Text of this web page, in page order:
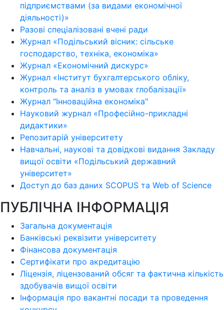
підприємствами (за видами економічної
діяльності)»
Разові спеціалізовані вчені ради
Журнал «Подільський вісник: сільське
господарство, техніка, економіка»
Журнал «Економічний дискурс»
Журнал «Інститут бухгалтерського обліку,
контроль та аналіз в умовах глобалізації»
Журнал "Інноваційна економіка"
Науковий журнал «Професійно-прикладні
дидактики»
Репозитарій університету
Навчальні, наукові та довідкові видання Закладу
вищої освіти «Подільський державний
університет»
Доступ до баз даних SCOPUS та Web of Science
ПУБЛІЧНА ІНФОРМАЦІЯ
Загальна документація
Банківські реквізити університету
Фінансова документація
Сертифікати про акредитацію
Ліцензія, ліцензований обсяг та фактична кількість
здобувачів вищої освіти
Інформація про вакантні посади та проведення